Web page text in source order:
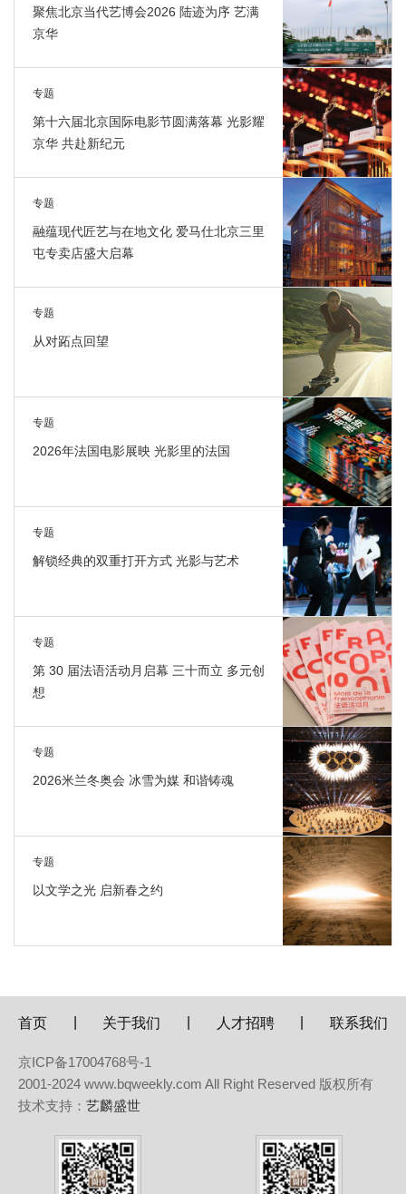
聚焦北京当代艺博会2026 陆迹为序 艺满
京华
专题
第十六届北京国际电影节圆满落幕 光影耀
京华 共赴新纪元
专题
融蕴现代匠艺与在地文化 爱马仕北京三里
屯专卖店盛大启幕
专题
从对跖点回望
专题
2026年法国电影展映 光影里的法国
专题
解锁经典的双重打开方式 光影与艺术
专题
第 30 届法语活动月启幕 三十而立 多元创
想
专题
2026米兰冬奥会 冰雪为媒 和谐铸魂
专题
以文学之光 启新春之约
首页 关于我们 人才招聘 联系我们
京ICP备17004768号-1
2001-2024 www.bqweekly.com All Right Reserved 版权所有
技术支持： 艺麟盛世